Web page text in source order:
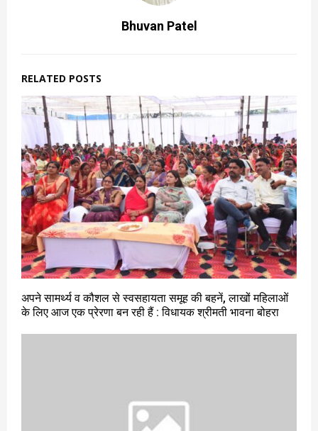
Bhuvan Patel
RELATED POSTS
अपने सामर्थ्य व कौशल से स्वसहायता समूह की बहनें, लाखों महिलाओं
के लिए आज एक प्रेरणा बन रही हैं : विधायक श्रीमती भावना बोहरा